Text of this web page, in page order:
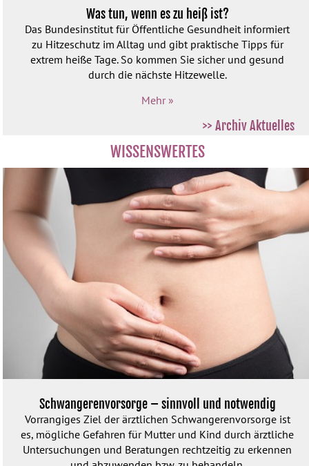
Was tun, wenn es zu heiß ist?
Das Bundesinstitut für Öffentliche Gesundheit informiert
zu Hitzeschutz im Alltag und gibt praktische Tipps für
extrem heiße Tage. So kommen Sie sicher und gesund
durch die nächste Hitzewelle.
Mehr »
>> Archiv Aktuelles
WISSENSWERTES
Schwangerenvorsorge – sinnvoll und notwendig
Vorrangiges Ziel der ärztlichen Schwangeren­vorsorge ist
es, mögliche Gefahren für Mutter und Kind durch ärztliche
Untersuchungen und Beratungen rechtzeitig zu erkennen